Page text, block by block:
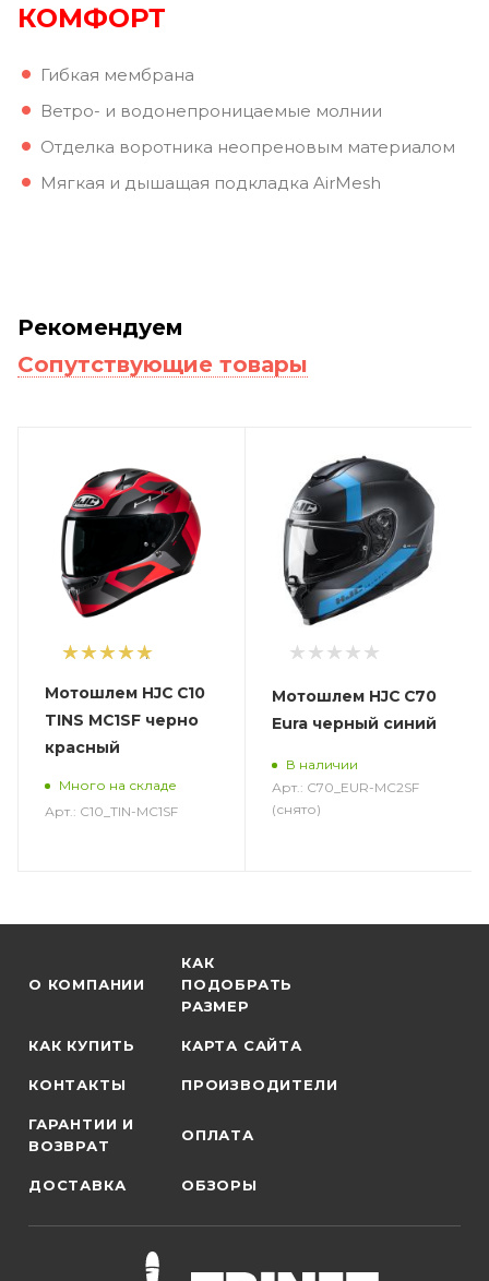
КОМФОРТ
Гибкая мембрана
Ветро- и водонепроницаемые молнии
Отделка воротника неопреновым материалом
Мягкая и дышащая подкладка AirMesh
Рекомендуем
Сопутствующие товары
1
Мотошлем HJC C10
TINS MC1SF черно
красный
Много на складе
Арт.: C10_TIN-MC1SF
Мотошлем HJC C70
Eura черный синий
В наличии
Арт.: C70_EUR-MC2SF
(снято)
О КОМПАНИИ
КАК
ПОДОБРАТЬ
РАЗМЕР
КАК КУПИТЬ КАРТА САЙТА
КОНТАКТЫ ПРОИЗВОДИТЕЛИ
ГАРАНТИИ И
ВОЗВРАТ
ОПЛАТА
ДОСТАВКА ОБЗОРЫ